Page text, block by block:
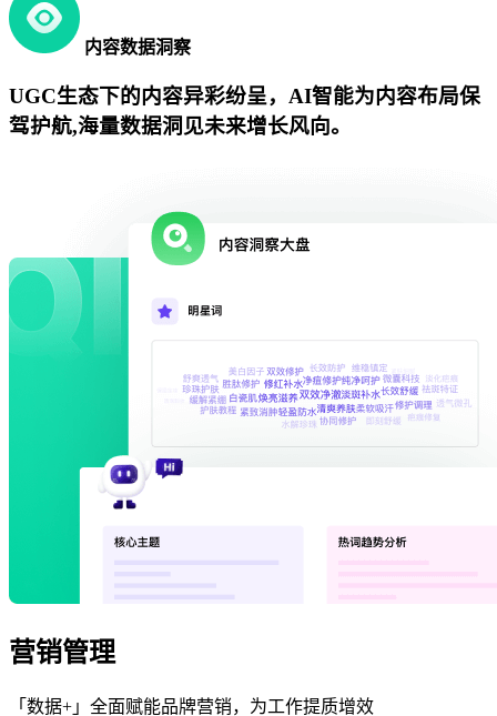
内容数据洞察
UGC生态下的内容异彩纷呈，AI智能为内容布局保
驾护航,海量数据洞见未来增长风向。
营销管理
「数据+」全面赋能品牌营销，为工作提质增效